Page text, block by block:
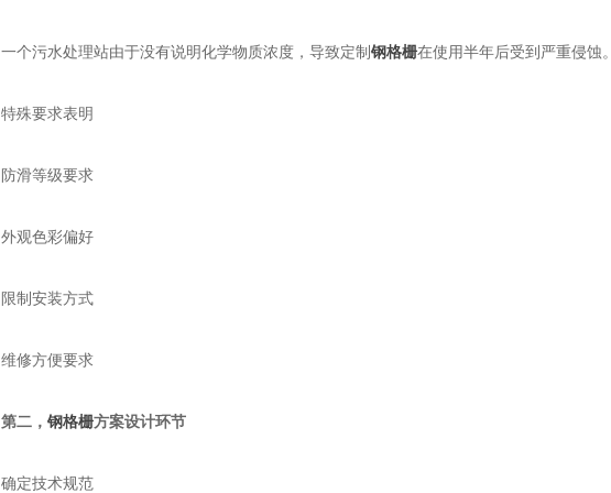
一个污水处理站由于没有说明化学物质浓度，导致定制钢格栅在使用半年后受到严重侵蚀。
特殊要求表明
防滑等级要求
外观色彩偏好
限制安装方式
维修方便要求
第二， 钢格栅方案设计环节
确定技术规范